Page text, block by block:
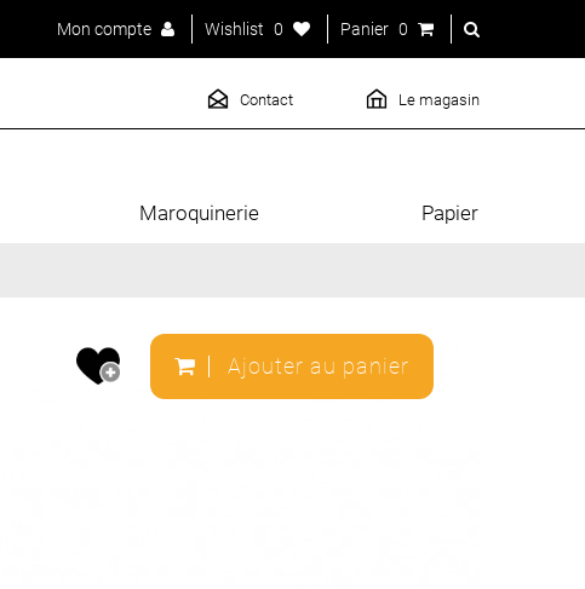
Panier 0
Wishlist 0
Mon compte
Le magasin
Contact
Maroquinerie Papier
Ajouter au panier